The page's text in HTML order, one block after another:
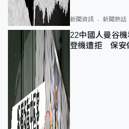
新聞資訊 新聞熱話
22中國人曼谷
登機遭拒 保安